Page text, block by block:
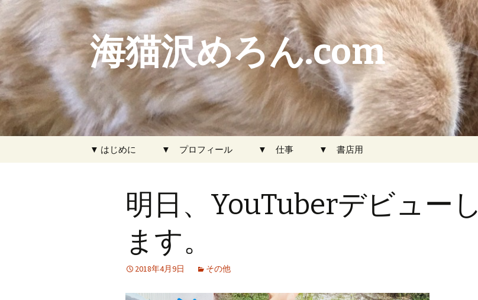
海猫沢めろん.com
▼ はじめに ▼ プロフィール ▼ 仕事 ▼ 書店用
明日、YouTuberデビューし
ます。
2018年4月9日 その他